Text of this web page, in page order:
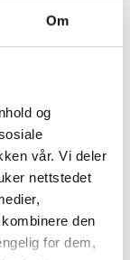
Om
og
vår. Vi deler
nettstedet
den
for dem,